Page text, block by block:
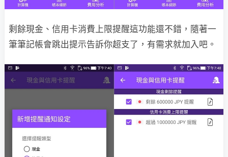
剩餘現金、信用卡消費上限提醒這功能還不錯，隨著一
筆筆記帳會跳出提示告訴你超支了，有需求就加入吧。